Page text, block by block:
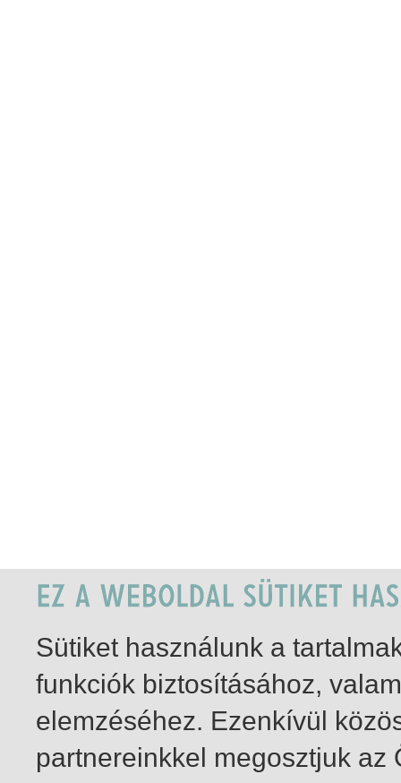
Sütiket használunk a
funkciók biztosításához,
elemzéséhez. Ezenkívül
partnereinkkel megosztjuk